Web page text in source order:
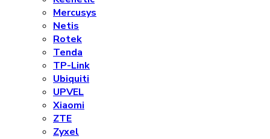
Mercusys
Netis
Rotek
Tenda
TP-Link
Ubiquiti
UPVEL
Xiaomi
ZTE
Zyxel